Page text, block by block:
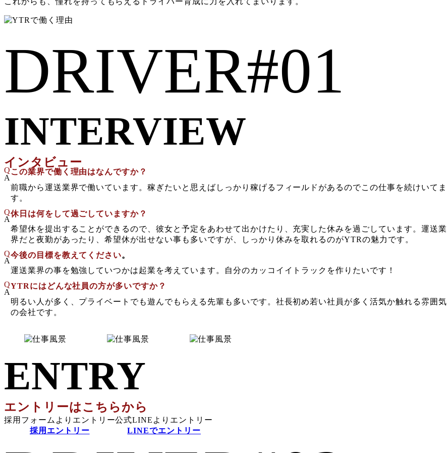
DRIVER#01
INTERVIEW
インタビュー
Qこの業界で働く理由はなんですか？
A
前職から運送業界で働いています。稼ぎたいと思えばしっかり稼げるフィールドがあるのでこの仕事を続けいてま
す。
Q休日は何をして過ごしていますか？
A
希望休を提出することができるので、彼女と予定をあわせて出かけたり、充実した休みを過ごしています。運送業
界だと夜勤があったり、希望休が出せない事も多いですが、しっかり休みを取れるのがYTRの魅力です。
Q今後の目標を教えてください。
A
運送業界の事を勉強していつかは起業を考えています。自分のカッコイイトラックを作りたいです！
QYTRにはどんな社員の方が多いですか？
A
明るい人が多く、プライベートでも遊んでもらえる先輩も多いです。社長初め若い社員が多く活気か触れる雰囲気
の会社です。
ENTRY
エントリーはこちらから
採用フォームよりエントリー
採用エントリー
公式LINEよりエントリー
LINEでエントリー